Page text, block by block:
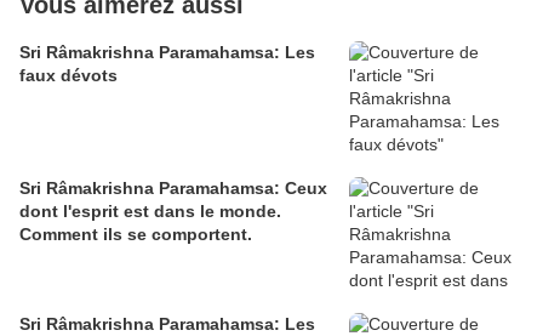
Sri Râmakrishna Paramahamsa: Les
faux dévots
Sri Râmakrishna Paramahamsa: Ceux
dont l'esprit est dans le monde.
Comment ils se comportent.
Sri Râmakrishna Paramahamsa: Les